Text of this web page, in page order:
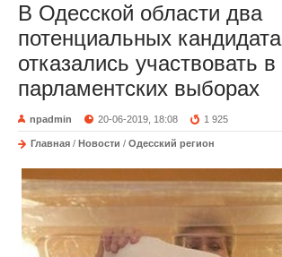
В Одесской области два
потенциальных кандидата
отказались участвовать в
парламентских выборах
npadmin 20-06-2019, 18:08 1 925
Главная / Новости / Одесский регион